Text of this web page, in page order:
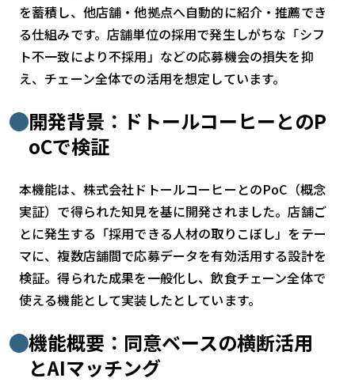
AI
おすすめ
SIM
スマホ
を蓄積し、他店舗・他拠点へ自動的に紹介・推薦でき
る仕組みです。店舗単位の採用で発生しがちな「シフ
ト不一致により不採用」などの応募機会の損失を抑
え、チェーン全体での活用を想定しています。
開発背景：ドトールコーヒーとのP
oCで検証
本機能は、株式会社ドトールコーヒーとのPoC（概念
実証）で得られた知見を基に開発されました。店舗ご
とに発生する「採用できる人材の取りこぼし」をテー
マに、複数店舗間で応募データを有効活用する設計を
検証。得られた成果を一般化し、飲食チェーン全体で
使える機能として実装したとしています。
機能概要：同意ベースの横断活用
とAIマッチング